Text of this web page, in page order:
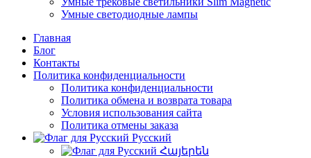
Умные светодиодные лампы
Главная
Блог
Контакты
Политика конфиденциальности
Политика конфиденциальности
Политика обмена и возврата товара
Условия использования сайта
Политика отмены заказа
Русский
Հայերեն